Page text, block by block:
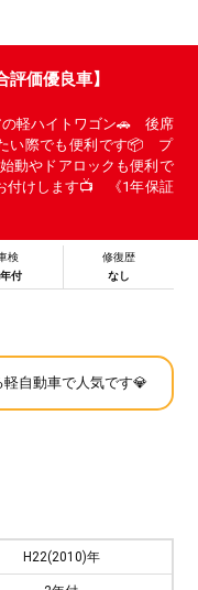
価優良車】
の軽ハイトワゴン🚗 後席
い際でも便利です📦️ プ
動やドアロックも便利で
付けします📺 《1年保証
検
付
修復歴
なし
自動車で人気です💎
H22(2010)年